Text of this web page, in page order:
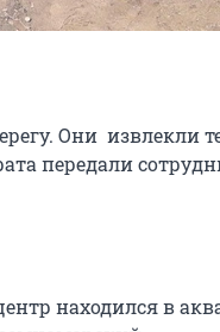
Они извлекли
передали
находился в